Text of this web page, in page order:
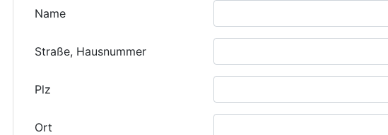
Name
Straße, Hausnummer
Plz
Ort